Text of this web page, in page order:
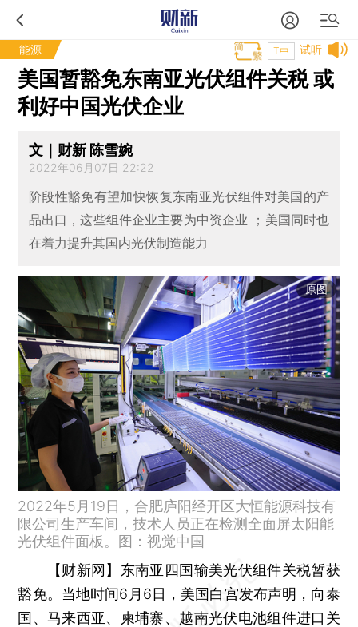
能源 试听
T中
美国暂豁免东南亚光伏组件关税 或
利好中国光伏企业
文｜财新 陈雪婉
2022年06月07日 22:22
阶段性豁免有望加快恢复东南亚光伏组件对美国的产
品出口，这些组件企业主要为中资企业 ；美国同时也
在着力提升其国内光伏制造能力
原图
2022年5月19日，合肥庐阳经开区大恒能源科技有
限公司生产车间，技术人员正在检测全面屏太阳能
光伏组件面板。图：视觉中国
【财新网】 东南亚四国输美光伏组件关税暂获
豁免。当地时间6月6日，美国白宫发布声明，向泰
国、马来西亚、柬埔寨、越南光伏电池组件进口关